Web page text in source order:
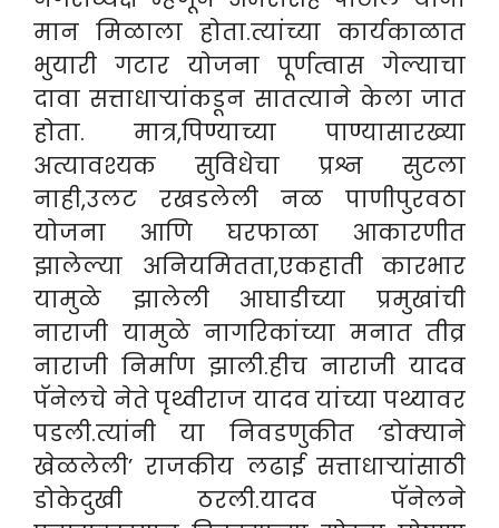
मान मिळाला होता.त्यांच्या कार्यकाळात
भुयारी गटार योजना पूर्णत्वास गेल्याचा
दावा सत्ताधाऱ्यांकडून सातत्याने केला जात
होता. मात्र,पिण्याच्या पाण्यासारख्या
अत्यावश्यक सुविधेचा प्रश्न सुटला
नाही,उलट रखडलेली नळ पाणीपुरवठा
योजना आणि घरफाळा आकारणीत
झालेल्या अनियमितता,एकहाती कारभार
यामुळे झालेली आघाडीच्या प्रमुखांची
नाराजी यामुळे नागरिकांच्या मनात तीव्र
नाराजी निर्माण झाली.हीच नाराजी यादव
पॅनेलचे नेते पृथ्वीराज यादव यांच्या पथ्यावर
पडली.त्यांनी या निवडणुकीत ‘डोक्याने
खेळलेली’ राजकीय लढाई सत्ताधाऱ्यांसाठी
डोकेदुखी ठरली.यादव पॅनेलने